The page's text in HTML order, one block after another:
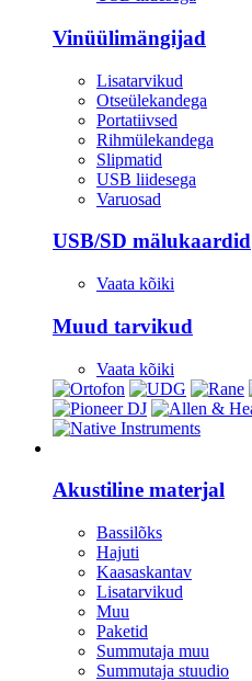
Vinüülimängijad
Lisatarvikud
Otseülekandega
Portatiivsed
Rihmülekandega
Slipmatid
USB liidesega
Varuosad
USB/SD mälukaardid
Vaata kõiki
Muud tarvikud
Vaata kõiki
Akustiline materjal
Bassilõks
Hajuti
Kaasaskantav
Lisatarvikud
Muu
Paketid
Summutaja muu
Summutaja stuudio